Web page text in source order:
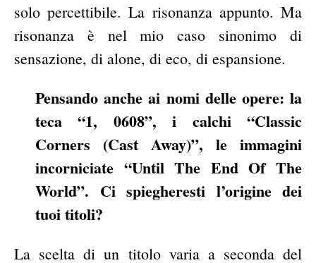
solo percettibile. La risonanza appunto. Ma
risonanza è nel mio caso sinonimo di
sensazione, di alone, di eco, di espansione.
Pensando anche ai nomi delle opere: la
teca “1, 0608”, i calchi “Classic
Corners (Cast Away)”, le immagini
incorniciate “Until The End Of The
World”. Ci spiegheresti l’origine dei
tuoi titoli?
La scelta di un titolo varia a seconda del